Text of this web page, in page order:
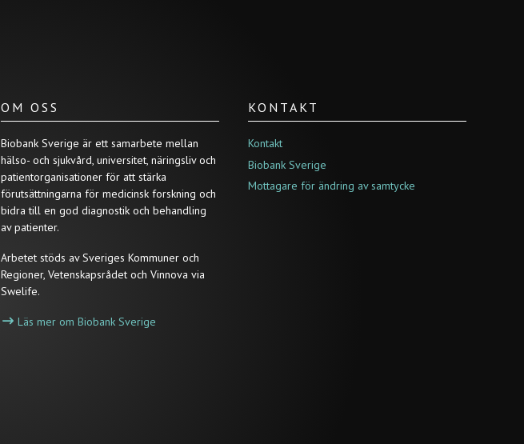
OM OSS
Biobank Sverige är ett samarbete mellan
hälso- och sjukvård, universitet, näringsliv och
patientorganisationer för att stärka
förutsättningarna för medicinsk forskning och
bidra till en god diagnostik och behandling
av patienter.
Arbetet stöds av Sveriges Kommuner och
Regioner, Vetenskapsrådet och Vinnova via
Swelife.
Läs mer om Biobank Sverige
KONTAKT
Kontakt
Biobank Sverige
Mottagare för ändring av samtycke